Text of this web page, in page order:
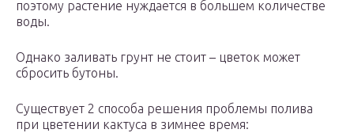
поэтому растение нуждается в большем количестве
воды.
Однако заливать грунт не стоит – цветок может
сбросить бутоны.
Существует 2 способа решения проблемы полива
при цветении кактуса в зимнее время: